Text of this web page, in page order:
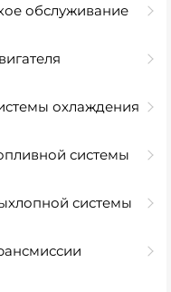
обслуживание
охлаждения
системы
системы